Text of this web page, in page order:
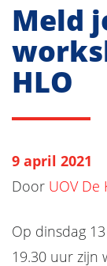
Meld
HLO
9 april 2021
Door UOV De
Op dinsdag
19.30 uur zijn